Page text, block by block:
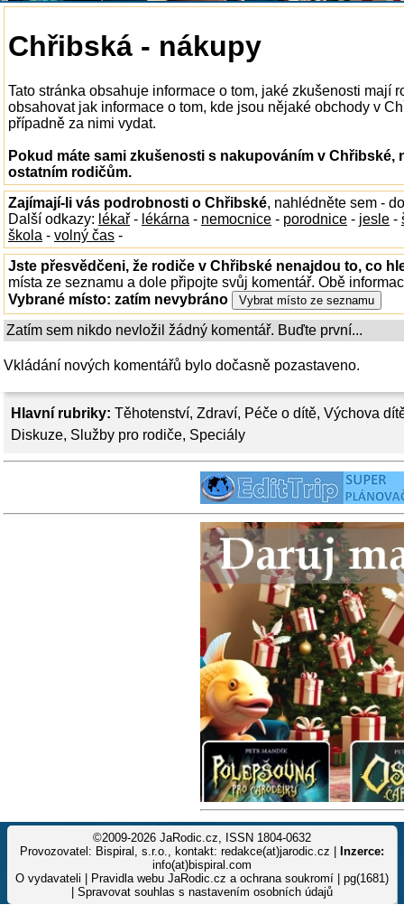
Hlavní rubriky: Těhotenství, Zdraví, Péče o dítě, Výchova
Diskuze, Služby pro rodiče, Speciály
Chřibská - nákupy
Tato stránka obsahuje informace o tom, jaké zkušenosti mají
obsahovat jak informace o tom, kde jsou nějaké obchody v
případně za nimi vydat.
Pokud máte sami zkušenosti s nakupováním v Chřibské,
ostatním rodičům.
Zajímají-li vás podrobnosti o Chřibské, nahlédněte sem -
Další odkazy: lékař - lékárna - nemocnice - porodnice - jesle -
škola - volný čas -
Jste přesvědčeni, že rodiče v Chřibské nenajdou to, co
místa ze seznamu a dole připojte svůj komentář. Obě
Vybrané místo: zatím nevybráno
Zatím sem nikdo nevložil žádný komentář. Buďte první...
Vkládání nových komentářů bylo dočasně pozastaveno.
©2009-2026 JaRodic.cz, ISSN 1804-0632
Provozovatel: Bispiral, s.r.o., kontakt: redakce(at)jarodic.cz |
Inzerce:
info(at)bispiral.com
O vydavateli
Pravidla webu JaRodic.cz a ochrana soukromí | pg(1681)
Spravovat souhlas s nastavením osobních údajů